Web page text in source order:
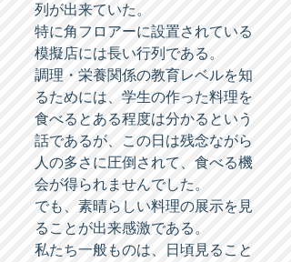
列が出来ていた。
特に角フロアーに設置されている
模擬店には長い行列である。
調理・栄養関係の教育レベルを知
るためには、学生の作った料理を
食べるとある程度は分かるという
話であるが、この日は残念ながら
人の多さに圧倒されて、食べる機
会が得られませんでした。
でも、素晴らしい料理の展示を見
ることが出来感激である。
私たち一般ものは、日頃見ること